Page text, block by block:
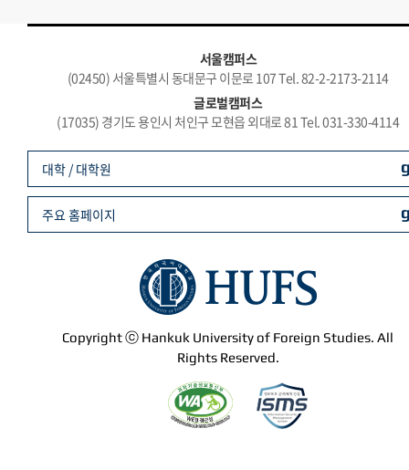
서울캠퍼스
(02450) 서울특별시 동대문구 이문로 107 Tel. 82-2-2173-2114
글로벌캠퍼스
(17035) 경기도 용인시 처인구 모현읍 외대로 81 Tel. 031-330-4114
Copyright ⓒ Hankuk University of Foreign Studies. All
Rights Reserved.
대학 / 대학원
주요 홈페이지